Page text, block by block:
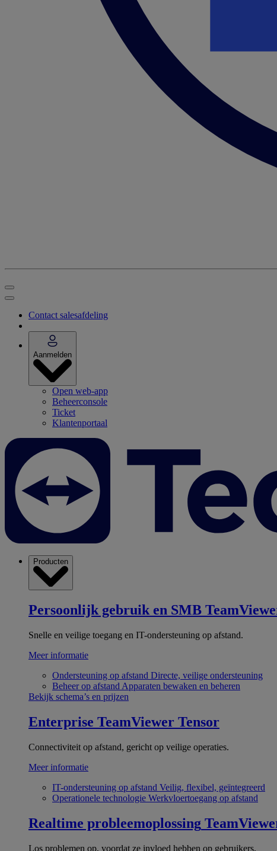
Contact salesafdeling
Aanmelden
Open web-app
Beheerconsole
Ticket
Klantenportaal
Producten
Persoonlijk gebruik en SMB
Snelle en veilige toegang en IT-ondersteuning op afstand.
Meer informatie
Ondersteuning op afstand Directe, veilige ondersteuning
Beheer op afstand Apparaten bewaken en beheren
Bekijk schema’s en prijzen
Enterprise TeamViewer Tensor
Connectiviteit op afstand, gericht op veilige operaties.
Meer informatie
IT-ondersteuning op afstand Veilig, flexibel, geïntegreerd
Operationele technologie Werkvloertoegang op afstand
Realtime probleemoplossing
Los problemen op, voordat ze invloed hebben op gebruikers.